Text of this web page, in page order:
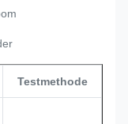
Testmethode